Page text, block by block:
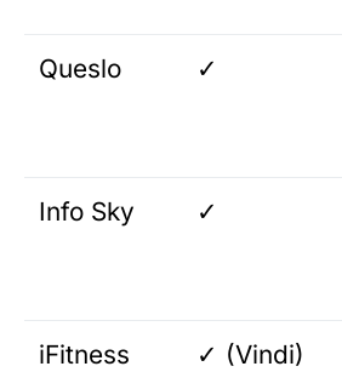
Queslo ✓
Info Sky ✓
iFitness ✓ (Vindi)